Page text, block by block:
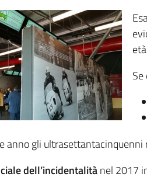
anno gli
dell’incidentalitànel 2017